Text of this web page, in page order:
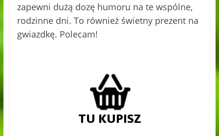
zapewni dużą dozę humoru na te wspólne,
rodzinne dni. To również świetny prezent na
gwiazdkę. Polecam!